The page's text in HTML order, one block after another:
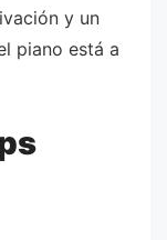
y un
piano está a